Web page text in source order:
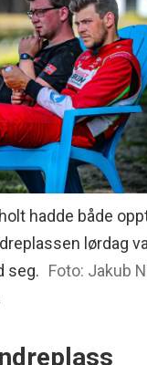
hadde både
lørdag
seg. Foto: Jakub